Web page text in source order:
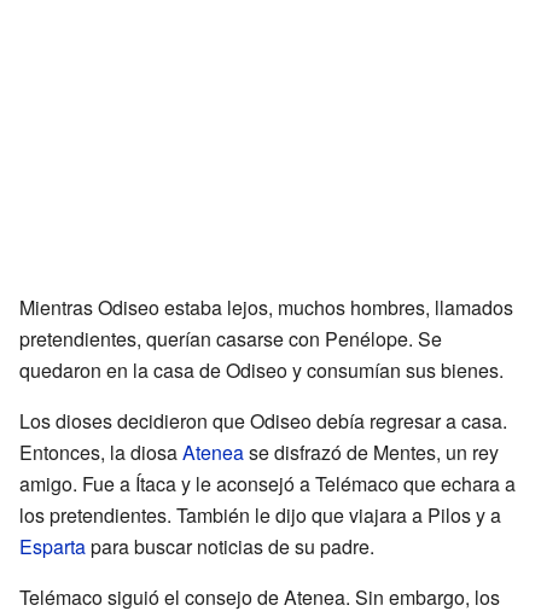
Mientras Odiseo estaba lejos, muchos hombres, llamados
pretendientes, querían casarse con Penélope. Se
quedaron en la casa de Odiseo y consumían sus bienes.
Los dioses decidieron que Odiseo debía regresar a casa.
Entonces, la diosaAtenease disfrazó de Mentes, un rey
amigo. Fue a Ítaca y le aconsejó a Telémaco que echara a
los pretendientes. También le dijo que viajara a Pilos y a
Espartapara buscar noticias de su padre.
Telémaco siguió el consejo de Atenea. Sin embargo, los